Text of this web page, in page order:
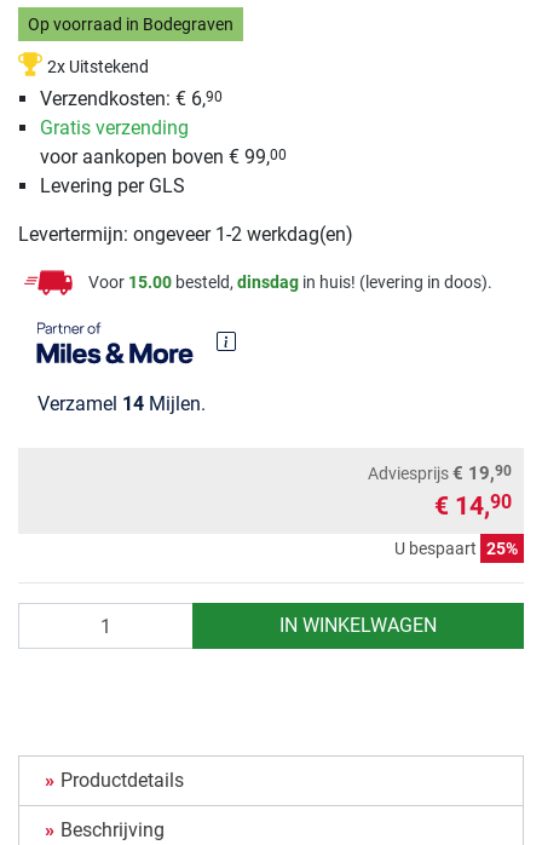
Op voorraad in Bodegraven
2x Uitstekend
Verzendkosten: € 6,90
Gratis verzending
voor aankopen boven € 99,00
Levering per GLS
Levertermijn: ongeveer 1-2 werkdag(en)
Voor 15.00 besteld, dinsdag in huis! (levering in doos).
Verzamel 14 Mijlen.
Adviesprijs€ 19,90
€ 14,90
U bespaart 25%
IN WINKELWAGEN
Productdetails
Beschrijving